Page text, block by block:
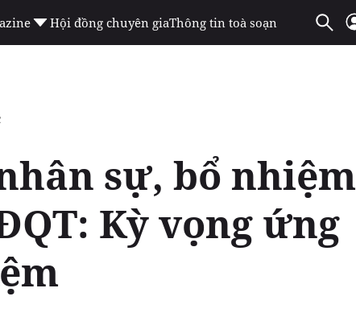
Hội đồng chuyên giaThông tin toà soạn
sự, bổ nhiệm
Kỳ vọng ứng